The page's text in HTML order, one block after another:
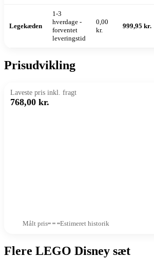
Legekæden
1-3
hverdage -
forventet
leveringstid
0,00
kr.
999,95 kr.
Prisudvikling
Laveste pris inkl. fragt
768,00 kr.
Målt pris Estimeret historik
Flere LEGO Disney sæt